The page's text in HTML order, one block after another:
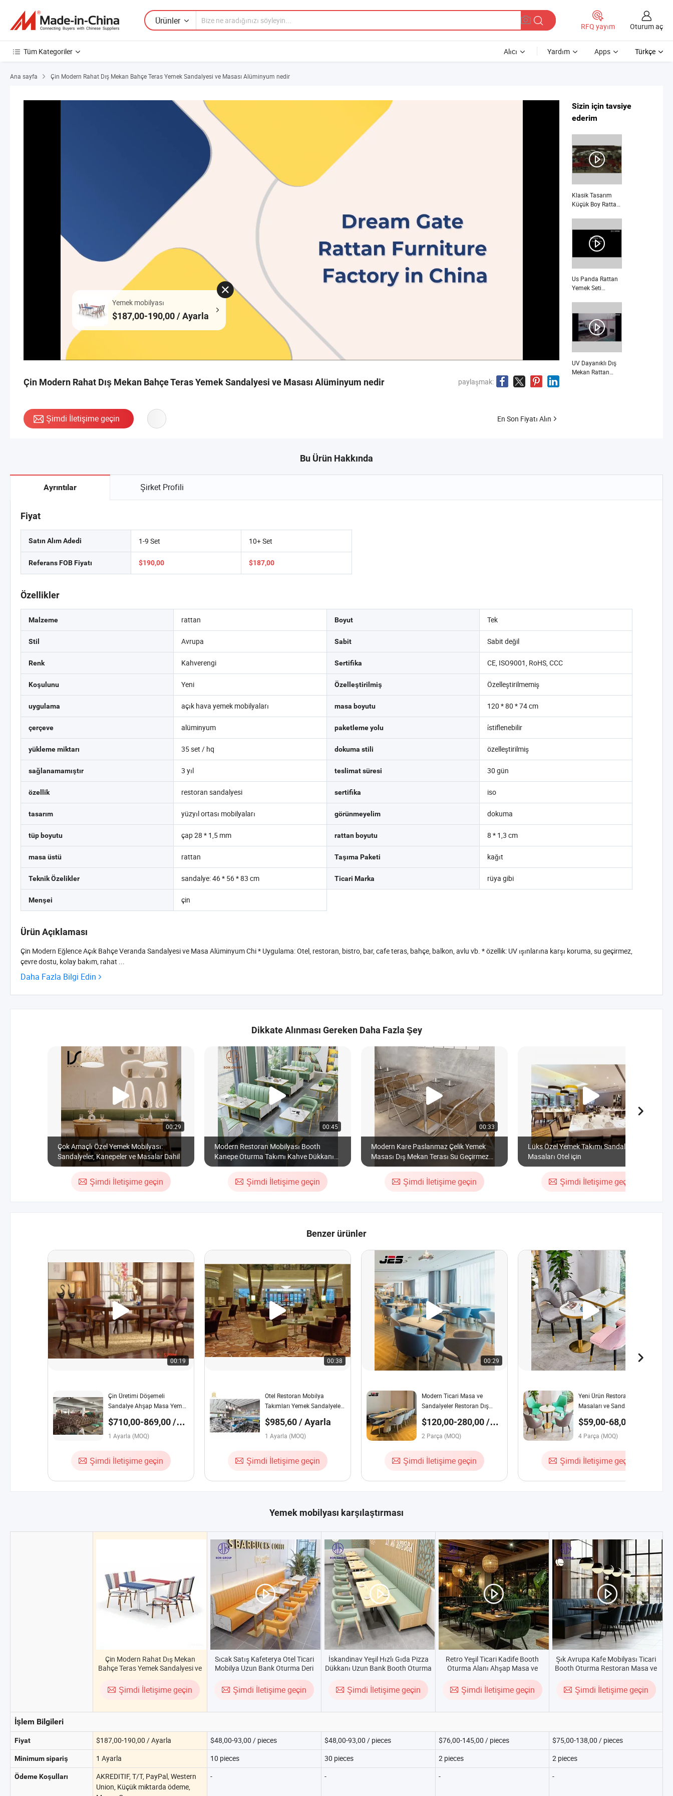
Ürünler
RFQ yayım Oturum aç
Tüm Kategoriler Alıcı Yardım Apps Türkçe
Ana sayfa Çin Modern Rahat Dış Mekan Bahçe Teras Yemek Sandalyesi ve Masası Alüminyum nedir
Yemek mobilyası
$187,00-190,00 / Ayarla
Sizin için tavsiye
ederim
Klasik Tasarım
Küçük Boy Rattan
Us Panda Rattan
Yemek Seti
Rattan Otel
Restoran
Mobilyası nedir
UV Dayanıklı Dış
Mekan Rattan
Çin Modern Rahat Dış Mekan Bahçe Teras Yemek Sandalyesi ve Masası Alüminyum nedir paylaşmak:
Şimdi İletişime geçin En Son Fiyatı Alın
Bu Ürün Hakkında
Ayrıntılar Şirket Profili
Fiyat
Satın Alım Adedi
Referans FOB Fiyatı
1-9 Set
$190,00
10+ Set
$187,00
Özellikler
Malzeme rattan Boyut Tek
Stil Avrupa Sabit Sabit değil
Renk Kahverengi Sertifika CE, ISO9001, RoHS, CCC
Koşulunu Yeni Özelleştirilmiş Özelleştirilmemiş
uygulama açık hava yemek mobilyaları masa boyutu 120 * 80 * 74 cm
çerçeve alüminyum paketleme yolu i̇stiflenebilir
yükleme miktarı 35 set / hq dokuma stili özelleştirilmiş
sağlanamamıştır 3 yıl teslimat süresi 30 gün
özellik restoran sandalyesi sertifika iso
tasarım yüzyıl ortası mobilyaları görünmeyelim dokuma
tüp boyutu çap 28 * 1,5 mm rattan boyutu 8 * 1,3 cm
masa üstü rattan Taşıma Paketi kağıt
Teknik Özelikler sandalye: 46 * 56 * 83 cm Ticari Marka rüya gibi
Menşei çin
Ürün Açıklaması
Çin Modern Eğlence Açık Bahçe Veranda Sandalyesi ve Masa Alüminyum Chi * Uygulama: Otel, restoran, bistro, bar, cafe teras, bahçe, balkon, avlu vb. * özellik: UV ışınlarına karşı koruma, su geçirmez,
çevre dostu, kolay bakım, rahat ...
Daha Fazla Bilgi Edin
Dikkate Alınması Gereken Daha Fazla Şey
00:29
Çok Amaçlı Özel Yemek Mobilyası:
Sandalyeler, Kanepeler ve Masalar Dahil
Şimdi İletişime geçin
00:45
Modern Restoran Mobilyası Booth
Kanepe Oturma Takımı Kahve Dükkanı
Masaları ve Sandalyeleri Seti
Şimdi İletişime geçin
00:33
Modern Kare Paslanmaz Çelik Yemek
Masası Dış Mekan Terası Su Geçirmez
Kumaş Oteller Plajlar
Şimdi İletişime geçin
Lüks Özel Yemek Takımı Sandalyeleri ve
Masaları Otel için
Şimdi İletişime geçin
Benzer ürünler
00:19
Çin Üretimi Döşemeli
Sandalye Ahşap Masa Yemek
$710,00-869,00 /
Ayarla
1 Ayarla (MOQ)
Şimdi İletişime geçin
00:38
Otel Restoran Mobilya
Takımları Yemek Sandalyeleri
Sandalyeleri ve Masası
(JNCT-002)
$985,60 / Ayarla
1 Ayarla (MOQ)
Şimdi İletişime geçin
00:29
Modern Ticari Masa ve
Sandalyeler Restoran Dış
Sandalye Ahşap Masa Seti
Otel Kafe Lounge
$120,00-280,00 /
Parça
2 Parça (MOQ)
Şimdi İletişime geçin
00:30
Yeni Ürün Restoran Yemek
Masaları ve Sandalyeleri
Masaları
$59,00-68,00 /
Parça
4 Parça (MOQ)
Şimdi İletişime geçin
Yemek mobilyası karşılaştırması
Çin Modern Rahat Dış Mekan
Bahçe Teras Yemek Sandalyesi ve
Şimdi İletişime geçin
Sıcak Satış Kafeterya Otel Ticari
Mobilya Uzun Bank Oturma Deri
Sandalyesi ve Masası Restoran
Masası için
Şimdi İletişime geçin
İskandinav Yeşil Hızlı Gıda Pizza
Dükkanı Uzun Bank Booth Oturma
Dükkanı Restoran Masası ve
Sandalyesi Restoran Mobilyası için
Şimdi İletişime geçin
Retro Yeşil Ticari Kadife Booth
Oturma Alanı Ahşap Masa ve
Mobilyası
Şimdi İletişime geçin
Şık Avrupa Kafe Mobilyası Ticari
Booth Oturma Restoran Masa ve
Şimdi İletişime geçin
İşlem Bilgileri
Fiyat $187,00-190,00 / Ayarla $48,00-93,00 / pieces $48,00-93,00 / pieces $76,00-145,00 / pieces $75,00-138,00 / pieces
Minimum sipariş 1 Ayarla 10 pieces 30 pieces 2 pieces 2 pieces
Ödeme Koşulları
AKREDITIF, T/T, PayPal, Western
Union, Küçük miktarda ödeme,
- - - -